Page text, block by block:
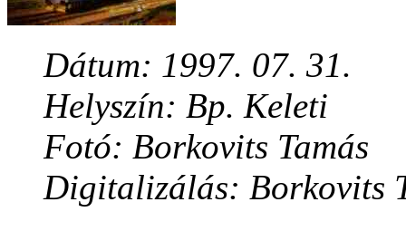
Dátum: 1997. 07. 31.
Helyszín: Bp. Keleti
Fotó: Borkovits Tamás
Digitalizálás: Borkovits